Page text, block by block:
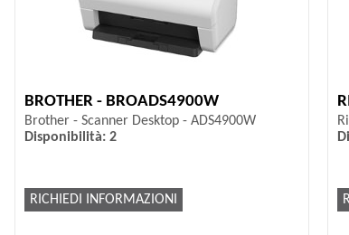
BROTHER - BROADS4900W
Brother - Scanner Desktop - ADS4900W
Disponibilità: 2
RICHIEDI INFORMAZIONI